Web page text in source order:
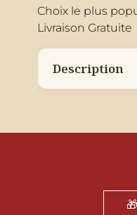
Choix le plus
Livraison Gratuite
Description